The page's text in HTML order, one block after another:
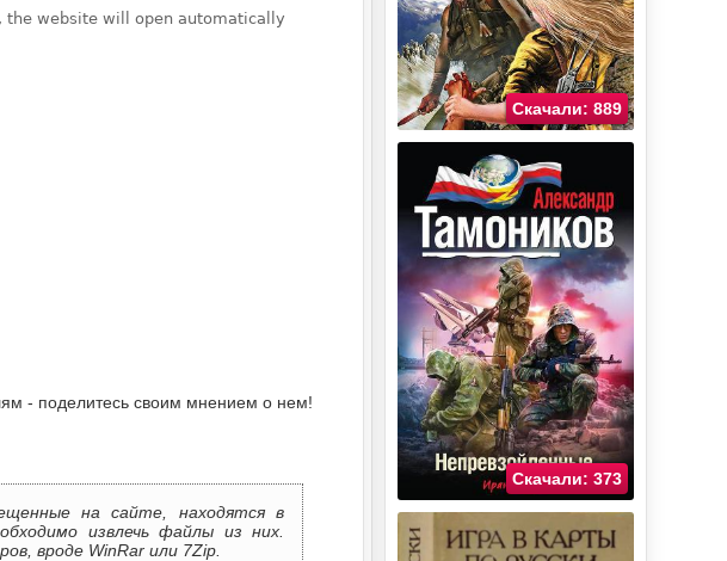
- поделитесь своим мнением о нем!
на сайте, находятся в
извлечь файлы из них.
вроде WinRar или 7Zip.
Скачали: 889
Скачали: 373